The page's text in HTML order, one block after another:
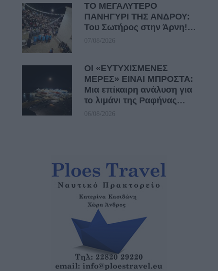
ΤΟ ΜΕΓΑΛΥΤΕΡΟ
ΠΑΝΗΓΥΡΙ ΤΗΣ ΑΝΔΡΟΥ:
Του Σωτήρος στην Άρνη!…
07/08/2026
ΟΙ «ΕΥΤΥΧΙΣΜΕΝΕΣ
ΜΕΡΕΣ» ΕΙΝΑΙ ΜΠΡΟΣΤΑ:
Μια επίκαιρη ανάλυση για
το λιμάνι της Ραφήνας…
06/08/2026